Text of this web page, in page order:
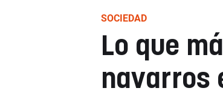
SOCIEDAD
Lo que
navarros